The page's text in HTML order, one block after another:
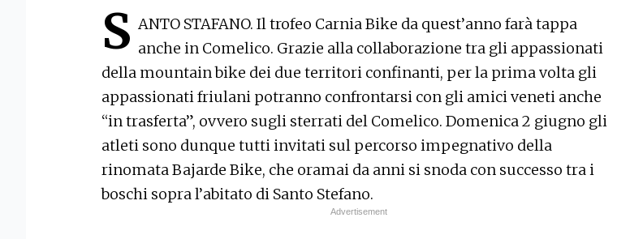
S ANTO STAFANO. Il trofeo Carnia Bike da quest’anno farà tappa
anche in Comelico. Grazie alla collaborazione tra gli appassionati
della mountain bike dei due territori confinanti, per la prima volta gli
appassionati friulani potranno confrontarsi con gli amici veneti anche
“in trasferta”, ovvero sugli sterrati del Comelico. Domenica 2 giugno gli
atleti sono dunque tutti invitati sul percorso impegnativo della
rinomata Bajarde Bike, che oramai da anni si snoda con successo tra i
boschi sopra l’abitato di Santo Stefano.